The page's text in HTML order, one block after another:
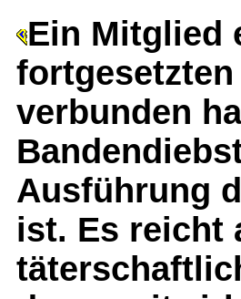
Ein Mitglied
verbunden
Ausführung
ist. Es reicht